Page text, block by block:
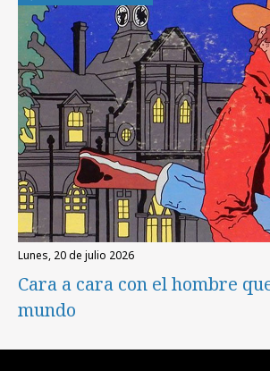
lunes, 20 de julio 2026
Cara a cara con el hombre
mundo